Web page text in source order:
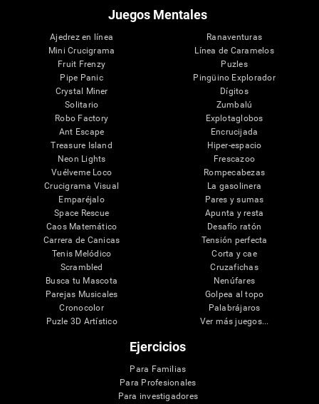
Juegos Mentales
Ajedrez en línea
Mini Crucigrama
Fruit Frenzy
Pipe Panic
Crystal Miner
Solitario
Robo Factory
Ant Escape
Treasure Island
Neon Lights
Vuélveme Loco
Crucigrama Visual
Emparéjalo
Space Rescue
Caos Matemático
Carrera de Canicas
Tenis Melódico
Scrambled
Busca tu Mascota
Parejas Musicales
Cronocolor
Puzle 3D Artístico
Ranaventuras
Línea de Caramelos
Puzles
Pingüino Explorador
Dígitos
Zumbalú
Explotaglobos
Encrucijada
Hiper-espacio
Frescazoo
Rompecabezas
La gasolinera
Pares y sumas
Apunta y resta
Desafío ratón
Tensión perfecta
Corta y cae
Cruzafichas
Nenúfares
Golpea al topo
Palabrájaros
Ver más juegos...
Ejercicios
Para Familias
Para Profesionales
Para investigadores